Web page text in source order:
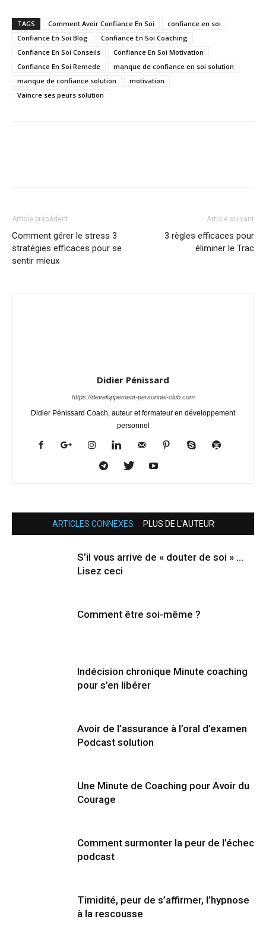
TAGS Comment Avoir Confiance En Soi
confiance en soi
Confiance En Soi Blog
Confiance En Soi Coaching
Confiance En Soi Conseils
Confiance En Soi Motivation
Confiance En Soi Remede
manque de confiance en soi solution
manque de confiance solution
motivation
Vaincre ses peurs solution
Article précédent
Comment gérer le stress 3
stratégies efficaces pour se
sentir mieux
Article suivant
3 règles efficaces pour
éliminer le Trac
Didier Pénissard
https://developpement-personnel-club.com
Didier Pénissard Coach, auteur et formateur en développement
personnel
ARTICLES CONNEXES PLUS DE L'AUTEUR
S’il vous arrive de « douter de soi » …
Lisez ceci
Comment être soi-même ?
Indécision chronique Minute coaching
pour s’en libérer
Avoir de l’assurance à l’oral d’examen
Podcast solution
Une Minute de Coaching pour Avoir du
Courage
Comment surmonter la peur de l’échec
podcast
Timidité, peur de s’affirmer, l’hypnose
à la rescousse